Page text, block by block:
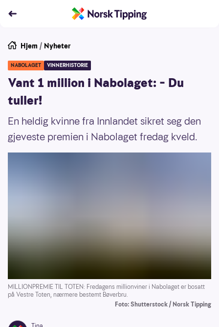
Hjem / Nyheter
NABOLAGET VINNERHISTORIE
Vant 1 million i Nabolaget: – Du
tuller!
En heldig kvinne fra Innlandet sikret seg den
gjeveste premien i Nabolaget fredag kveld.
MILLIONPREMIE TIL TOTEN: Fredagens millionviner i Nabolaget er bosatt
på Vestre Toten, nærmere bestemt Bøverbru.
Foto: Shutterstock / Norsk Tipping